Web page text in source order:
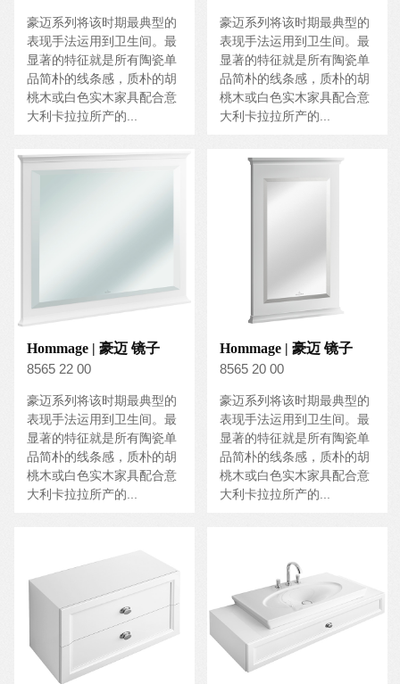
豪迈系列将该时期最典型的
表现手法运用到卫生间。最
显著的特征就是所有陶瓷单
品简朴的线条感，质朴的胡
桃木或白色实木家具配合意
大利卡拉拉所产的...
豪迈系列将该时期最典型的
表现手法运用到卫生间。最
显著的特征就是所有陶瓷单
品简朴的线条感，质朴的胡
桃木或白色实木家具配合意
大利卡拉拉所产的...
Hommage | 豪迈 镜子
8565 22 00
豪迈系列将该时期最典型的
表现手法运用到卫生间。最
显著的特征就是所有陶瓷单
品简朴的线条感，质朴的胡
桃木或白色实木家具配合意
大利卡拉拉所产的...
Hommage | 豪迈 镜子
8565 20 00
豪迈系列将该时期最典型的
表现手法运用到卫生间。最
显著的特征就是所有陶瓷单
品简朴的线条感，质朴的胡
桃木或白色实木家具配合意
大利卡拉拉所产的...